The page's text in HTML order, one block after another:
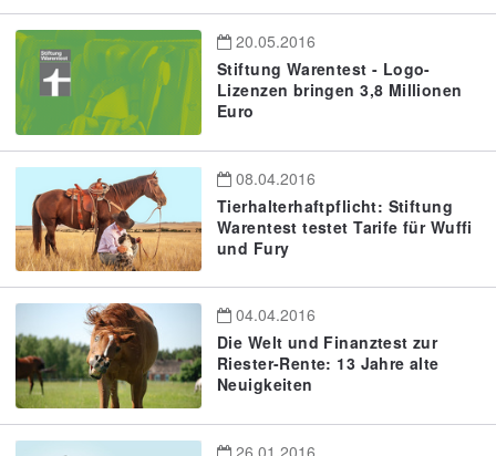
20.05.2016
Stiftung Warentest - Logo-
Lizenzen bringen 3,8 Millionen
Euro
08.04.2016
Tierhalterhaftpflicht: Stiftung
Warentest testet Tarife für Wuffi
und Fury
04.04.2016
Die Welt und Finanztest zur
Riester-Rente: 13 Jahre alte
Neuigkeiten
26.01.2016